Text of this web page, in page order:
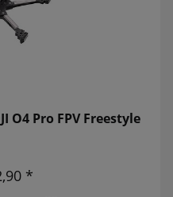
O4 Pro FPV Freestyle
*